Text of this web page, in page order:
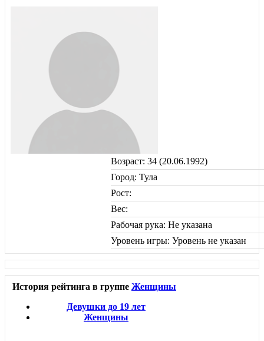
Возраст: 34 (20.06.1992)
Город: Тула
Рост:
Вес:
Рабочая рука: Не указана
Уровень игры: Уровень не указан
История рейтинга в группе Женщины
Девушки до 19 лет
Женщины